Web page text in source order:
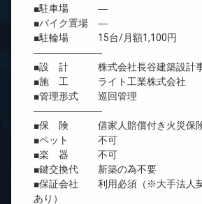
■駐車場 ―
■バイク置場 ―
■駐輪場 15台/月額1,100円
―――――――
■設 計 株式会社長谷建築設計
■施 工 ライト工業株式会社
■管理形式 巡回管理
―――――――
■保 険 借家人賠償付き火災保険
■ペット 不可
■楽 器 不可
■鍵交換代 新築の為不要
■保証会社 利用必須（※大手法人
あり）